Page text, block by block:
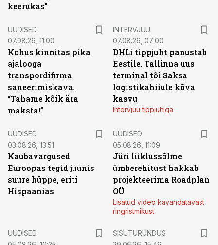
keerukas”
UUDISED
07.08.26, 11:00
Kohus kinnitas pika
ajalooga
transpordifirma
saneerimiskava.
“Tahame kõik ära
maksta!”
INTERVJUU
07.08.26, 07:00
DHLi tippjuht panustab
Eestile. Tallinna uus
terminal tõi Saksa
logistikahiiule kõva
kasvu
Intervjuu tippjuhiga
UUDISED
03.08.26, 13:51
Kaubavargused
Euroopas tegid juunis
suure hüppe, eriti
Hispaanias
UUDISED
05.08.26, 11:09
Jüri liiklussõlme
ümberehitust hakkab
projekteerima Roadplan
OÜ
Lisatud video kavandatavast
ringristmikust
UUDISED
SISUTURUNDUS